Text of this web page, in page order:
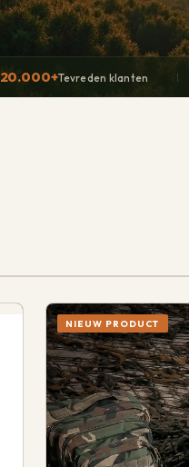
20.000+Tevreden klanten
NIEUW PRODUCT